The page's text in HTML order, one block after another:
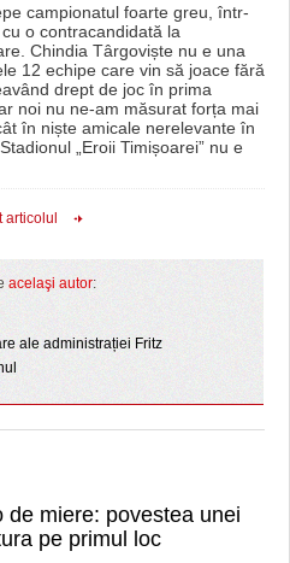
campionatul foarte greu, într-
o contracandidată la
Chindia Târgoviște nu e una
12 echipe care vin să joace fără
drept de joc în prima
noi nu ne-am măsurat forța mai
în niște amicale nerelevante în
„Eroii Timișoarei” nu e
articolul
acelaşi autor:
ale administrației Fritz
de miere: povestea unei
pe primul loc